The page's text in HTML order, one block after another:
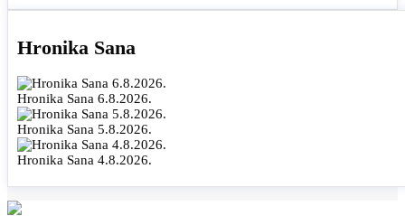
Hronika Sana
Hronika Sana 6.8.2026.
Hronika Sana 5.8.2026.
Hronika Sana 4.8.2026.